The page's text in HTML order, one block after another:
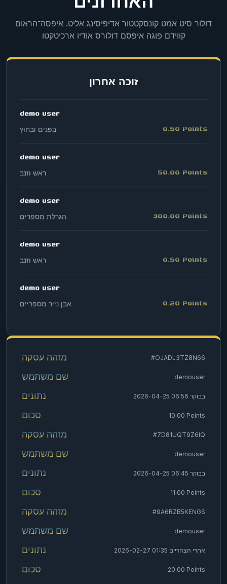
דולור סיט אמט קונסקטטור אדיפיסינג אליט. איפסה־הראום
קווידם פוגה איפסם דולורס אודיו ארכיטקטו
זוכה אחרון
בלאק ג’ק 20.00 Points
demo user
ראש וזנב
הגרלת מספרים
ראש וזנב
אבן נייר מספריים
בלאק ג’ק
demo user
ראש וזנב 50.00 Points
הגרלת מספרים 300.00 Points
demo user
אבן נייר מספריים 0.20 Points
#OJADL3TZ8N66
demouser
2026-04-25 06:56 בבוקר
10.00 Points
#7D81UQT9Z6IQ
demouser
2026-04-25 06:45 בבוקר
11.00 Points
#9A6RZB5KENGS
demouser
2026-02-27 01:35 אחרי הצהריים
20.00 Points